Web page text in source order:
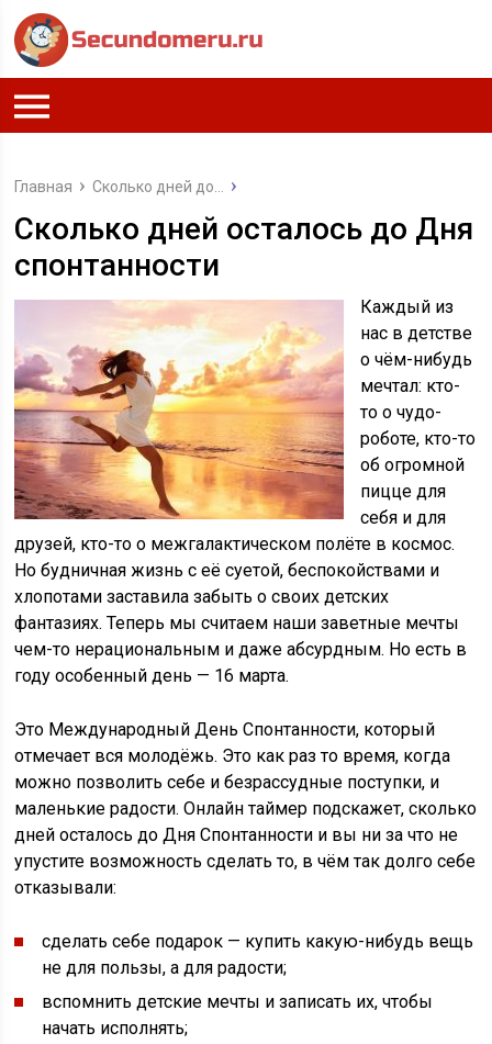
Главная Сколько дней до...
Сколько дней осталось до Дня
спонтанности
Каждый из
нас в детстве
о чём-нибудь
мечтал: кто-
то о чудо-
роботе, кто-то
об огромной
пицце для
себя и для
друзей, кто-то о межгалактическом полёте в космос.
Но будничная жизнь с её суетой, беспокойствами и
хлопотами заставила забыть о своих детских
фантазиях. Теперь мы считаем наши заветные мечты
чем-то нерациональным и даже абсурдным. Но есть в
году особенный день — 16 марта.
Это Международный День Спонтанности, который
отмечает вся молодёжь. Это как раз то время, когда
можно позволить себе и безрассудные поступки, и
маленькие радости. Онлайн таймер подскажет, сколько
дней осталось до Дня Спонтанности и вы ни за что не
упустите возможность сделать то, в чём так долго себе
отказывали:
сделать себе подарок — купить какую-нибудь вещь
не для пользы, а для радости;
вспомнить детские мечты и записать их, чтобы
начать исполнять;